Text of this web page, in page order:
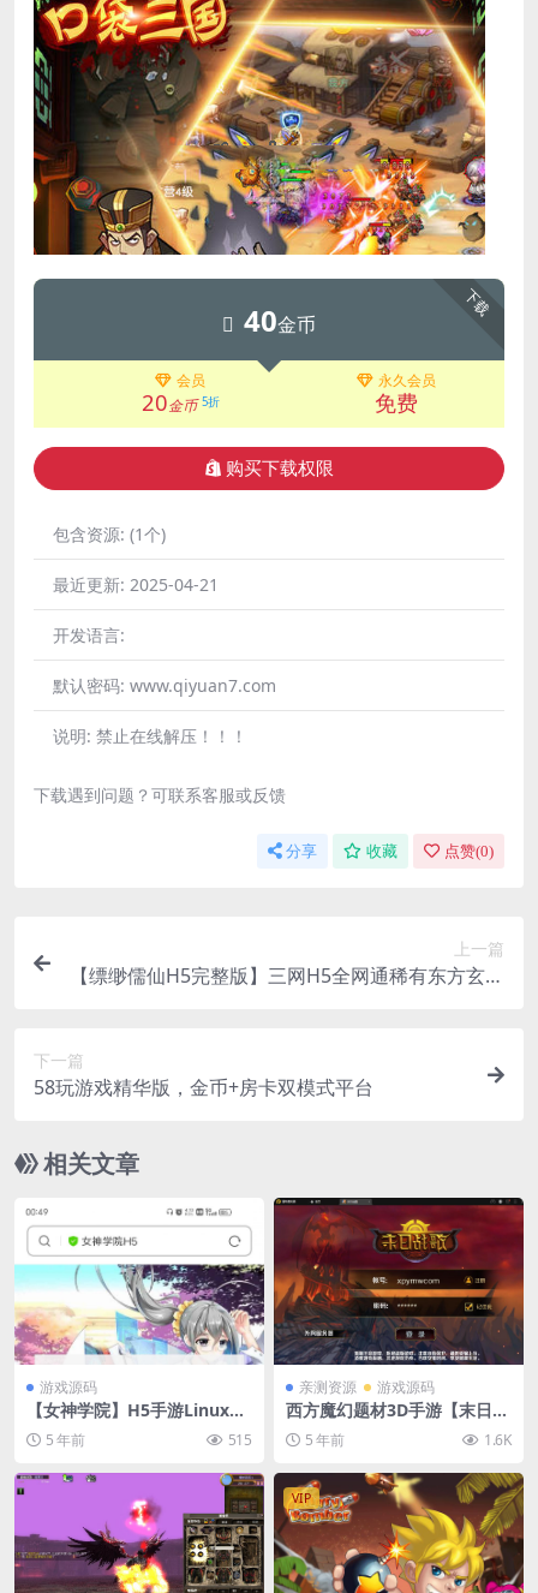
下载
40金币
会员
20金币 5折
永久会员
免费
购买下载权限
包含资源: (1个)
最近更新: 2025-04-21
开发语言:
默认密码: www.qiyuan7.com
说明: 禁止在线解压！！！
下载遇到问题？可联系客服或反馈
分享 收藏 点赞(0)
上一篇
【缥缈儒仙H5完整版】三网H5全网通稀有东方玄幻
下一篇
58玩游戏精华版，金币+房卡双模式平台
相关文章
游戏源码
【女神学院】H5手游Linux手
工端+授权物品后台+详细搭建
教程+小仙亲测
5 年前 515
亲测资源 游戏源码
西方魔幻题材3D手游【末日战
歌】2021整理Win一键即玩服
务端+安卓端【站长亲测】
5 年前 1.6K
VIP